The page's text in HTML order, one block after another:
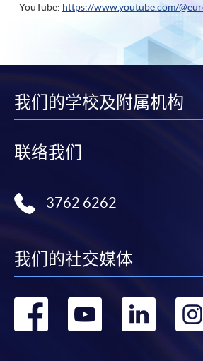
YouTube: https://www.youtube.com/
我们的学校及附属机构
联络我们
3762 6262
我们的社交媒体
转
转
转